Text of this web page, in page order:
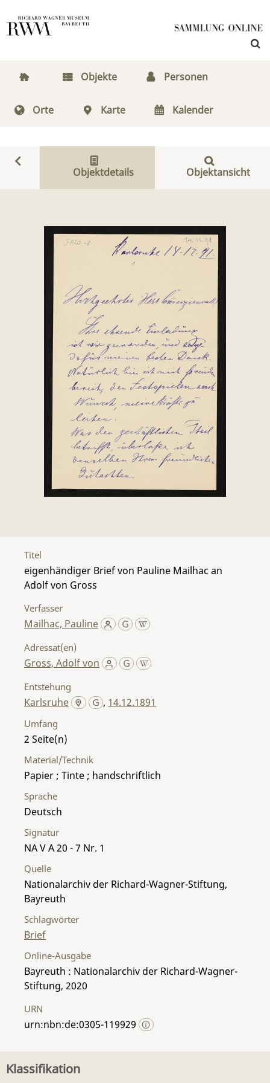
Objekte Personen
Orte Karte Kalender
Objektdetails Objektansicht
Titel
eigenhändiger Brief von Pauline Mailhac an
Adolf von Gross
Verfasser
Mailhac, Pauline
Adressat(en)
Gross, Adolf von
Entstehung
Karlsruhe , 14.12.1891
Umfang
2
Material/Technik
Papier ; Tinte ; handschriftlich
Sprache
Deutsch
Signatur
NA V A 20 - 7 Nr. 1
Quelle
Nationalarchiv der Richard-Wagner-Stiftung,
Bayreuth
Schlagwörter
Brief
Online-Ausgabe
Bayreuth : Nationalarchiv der Richard-Wagner-
Stiftung, 2020
URN
urn:nbn:de:0305-119929
Klassifikation